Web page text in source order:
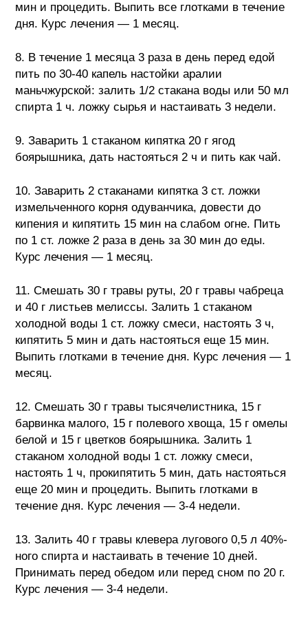
мин и процедить. Выпить все глотками в течение
дня. Курс лечения — 1 месяц.
8. В течение 1 месяца 3 раза в день перед едой
пить по 30-40 капель настойки аралии
маньчжурской: залить 1/2 стакана воды или 50 мл
спирта 1 ч. ложку сырья и настаивать 3 недели.
9. Заварить 1 стаканом кипятка 20 г ягод
боярышника, дать настояться 2 ч и пить как чай.
10. Заварить 2 стаканами кипятка 3 ст. ложки
измельченного корня одуванчика, довести до
кипения и кипятить 15 мин на слабом огне. Пить
по 1 ст. ложке 2 раза в день за 30 мин до еды.
Курс лечения — 1 месяц.
11. Смешать 30 г травы руты, 20 г травы чабреца
и 40 г листьев мелиссы. Залить 1 стаканом
холодной воды 1 ст. ложку смеси, настоять 3 ч,
кипятить 5 мин и дать настояться еще 15 мин.
Выпить глотками в течение дня. Курс лечения — 1
месяц.
12. Смешать 30 г травы тысячелистника, 15 г
барвинка малого, 15 г полевого хвоща, 15 г омелы
белой и 15 г цветков боярышника. Залить 1
стаканом холодной воды 1 ст. ложку смеси,
настоять 1 ч, прокипятить 5 мин, дать настояться
еще 20 мин и процедить. Выпить глотками в
течение дня. Курс лечения — 3-4 недели.
13. Залить 40 г травы клевера лугового 0,5 л 40%-
ного спирта и настаивать в течение 10 дней.
Принимать перед обедом или перед сном по 20 г.
Курс лечения — 3-4 недели.